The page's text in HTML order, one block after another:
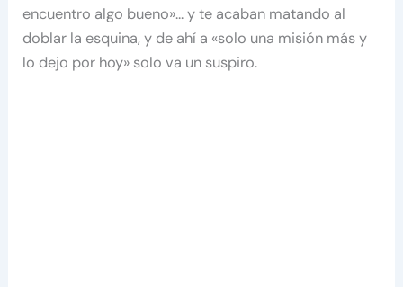
encuentro algo bueno»… y te acaban matando al
doblar la esquina, y de ahí a «solo una misión más y
lo dejo por hoy» solo va un suspiro.